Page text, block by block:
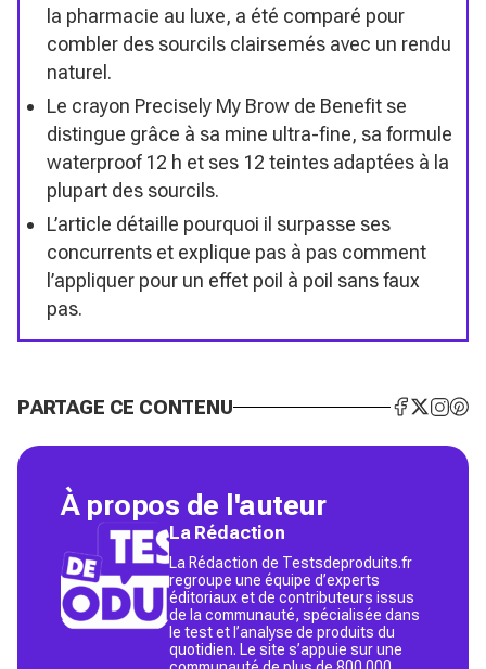
la pharmacie au luxe, a été comparé pour
combler des sourcils clairsemés avec un rendu
naturel.
Le crayon Precisely My Brow de Benefit se
distingue grâce à sa mine ultra-fine, sa formule
waterproof 12 h et ses 12 teintes adaptées à la
plupart des sourcils.
L’article détaille pourquoi il surpasse ses
concurrents et explique pas à pas comment
l’appliquer pour un effet poil à poil sans faux
pas.
PARTAGE CE CONTENU
À propos de l'auteur
La Rédaction
La Rédaction de Testsdeproduits.fr
regroupe une équipe d’experts
éditoriaux et de contributeurs issus
de la communauté, spécialisée dans
le test et l’analyse de produits du
quotidien. Le site s’appuie sur une